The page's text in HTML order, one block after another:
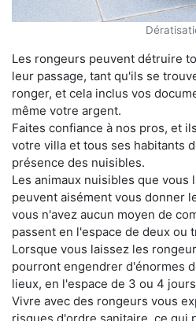
Les rongeurs peuvent détruire
leur passage, tant qu'ils se
ronger, et cela inclus vos
même votre argent.
Faites confiance à nos pros, et
votre villa et tous ses habitants
présence des nuisibles.
Les animaux nuisibles que vous
peuvent aisément vous donner
vous n'avez aucun moyen de
passent en l'espace de deux ou
Lorsque vous laissez les
pourront engendrer d'énormes
lieux, en l'espace de 3 ou 4
Vivre avec des rongeurs vous